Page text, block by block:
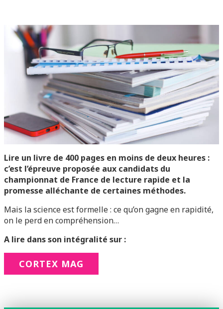
Lire un livre de 400 pages en moins de deux heures :
c’est l’épreuve proposée aux candidats du
championnat de France de lecture rapide et la
promesse alléchante de certaines méthodes.
Mais la science est formelle : ce qu’on gagne en rapidité,
on le perd en compréhension…
A lire dans son intégralité sur :
CORTEX MAG